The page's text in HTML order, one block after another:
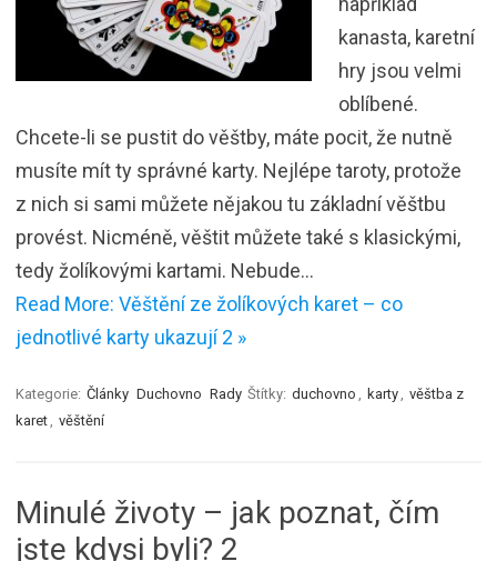
kanasta, karetní
hry jsou velmi
oblíbené.
Chcete-li se pustit do věštby, máte pocit, že nutně
musíte mít ty správné karty. Nejlépe taroty, protože
z nich si sami můžete nějakou tu základní věštbu
provést. Nicméně, věštit můžete také s klasickými,
tedy žolíkovými kartami. Nebude…
Read More: Věštění ze žolíkových karet – co
jednotlivé karty ukazují 2 »
Kategorie: Články Duchovno Rady Štítky: duchovno karty
věštba z
karet
věštění
Minulé životy – jak poznat, čím
jste kdysi byli? 2